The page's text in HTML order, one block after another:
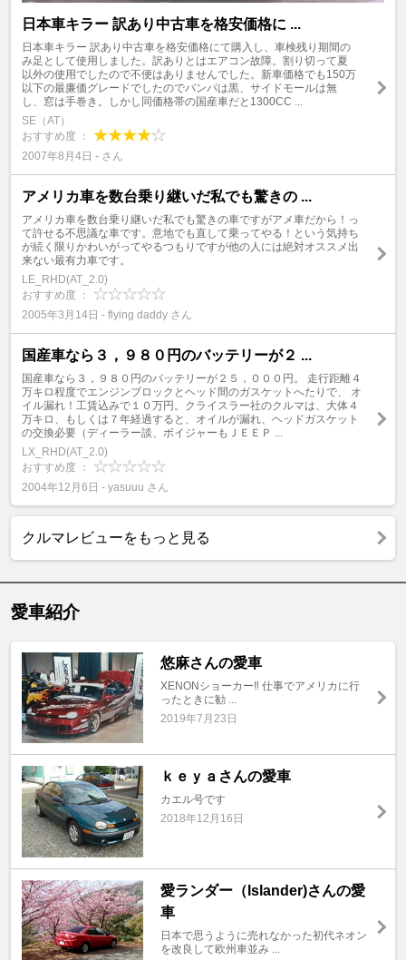
日本車キラー 訳あり中古車を格安価格に ...
日本車キラー 訳あり中古車を格安価格にて購入し、車検残り期間の
み足として使用しました。訳ありとはエアコン故障。割り切って夏
以外の使用でしたので不便はありませんでした。新車価格でも150万
以下の最廉価グレードでしたのでバンパは黒、サイドモールは無
し、窓は手巻き。しかし同価格帯の国産車だと1300CC ...
SE（AT）
おすすめ度 ：
2007年8月4日 - さん
アメリカ車を数台乗り継いだ私でも驚きの ...
アメリカ車を数台乗り継いだ私でも驚きの車ですがアメ車だから！っ
て許せる不思議な車です。意地でも直して乗ってやる！という気持ち
が続く限りかわいがってやるつもりですが他の人には絶対オススメ出
来ない最有力車です。
LE_RHD(AT_2.0)
おすすめ度 ：
2005年3月14日 - flying daddy さん
国産車なら３，９８０円のバッテリーが２ ...
国産車なら３，９８０円のバッテリーが２５，０００円。 走行距離４
万キロ程度でエンジンブロックとヘッド間のガスケットへたりで、 オ
イル漏れ！工賃込みで１０万円。クライスラー社のクルマは、大体４
万キロ、もしくは７年経過すると、オイルが漏れ、ヘッドガスケット
の交換必要（ディーラー談、ボイジャーもＪＥＥＰ ...
LX_RHD(AT_2.0)
おすすめ度 ：
2004年12月6日 - yasuuu さん
クルマレビューをもっと見る
愛車紹介
悠麻さんの愛車
XENONショーカー‼️ 仕事でアメリカに行
ったときに勧 ...
2019年7月23日
ｋｅｙａさんの愛車
カエル号です
2018年12月16日
愛ランダー（Islander)さんの愛
車
日本で思うように売れなかった初代ネオン
を改良して欧州車並み ...